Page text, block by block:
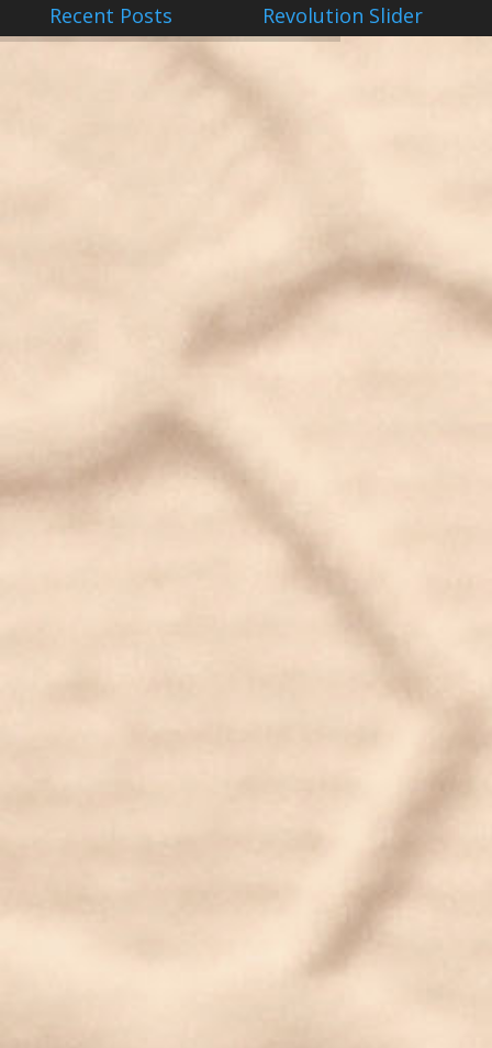
Recent Posts
prueba febrero 5, 2016
Revolution Slider